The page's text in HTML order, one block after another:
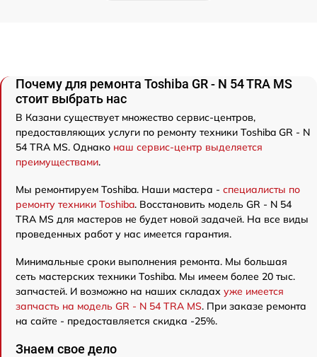
Почему для ремонта Toshiba GR - N 54 TRA MS
стоит выбрать нас
В Казани существует множество сервис-центров,
предоставляющих услуги по ремонту техники Toshiba GR - N
54 TRA MS. Однако наш сервис-центр выделяется
преимуществами.
Мы ремонтируем Toshiba. Наши мастера - специалисты по
ремонту техники Toshiba. Восстановить модель GR - N 54
TRA MS для мастеров не будет новой задачей. На все виды
проведенных работ у нас имеется гарантия.
Минимальные сроки выполнения ремонта. Мы большая
сеть мастерских техники Toshiba. Мы имеем более 20 тыс.
запчастей. И возможно на наших складах уже имеется
запчасть на модель GR - N 54 TRA MS. При заказе ремонта
на сайте - предоставляется скидка -25%.
Знаем свое дело